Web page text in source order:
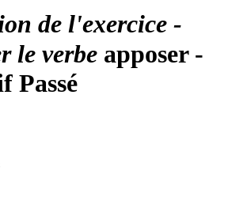
de l'exercice -
le verbe apposer -
Passé